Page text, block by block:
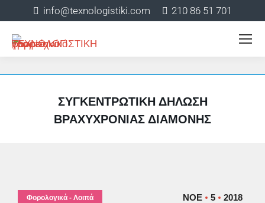
info@texnologistiki.com 210 86 51 701
ΣΥΓΚΕΝΤΡΩΤΙΚΉ ΔΉΛΩΣΗ
ΒΡΑΧΥΧΡΌΝΙΑΣ ΔΙΑΜΟΝΉΣ
ΝΟΈ 5 2018
Φορολογικά - Λοιπά